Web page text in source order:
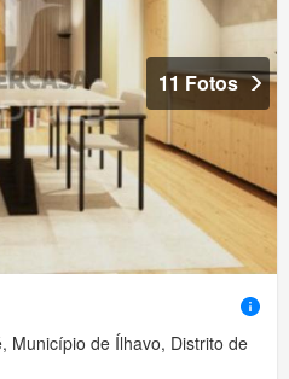
11 Fotos
Município de Ílhavo, Distrito de